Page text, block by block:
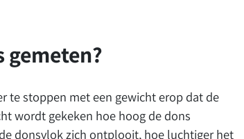
te stoppen met een gewicht erop dat de
wordt gekeken hoe hoog de dons
donsvlok zich ontplooit, hoe luchtiger het